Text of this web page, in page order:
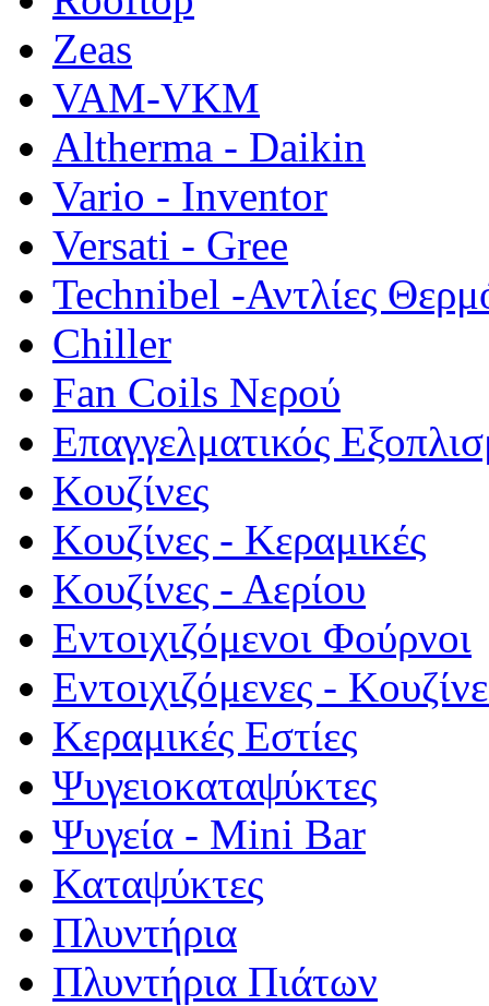
Zeas
VAM-VKM
Altherma - Daikin
Vario - Inventor
Versati - Gree
Technibel -Αντλίες
Chiller
Fan Coils Νερού
Επαγγελματικός
Κουζίνες
Κουζίνες - Κεραμικές
Κουζίνες - Αερίου
Εντοιχιζόμενοι Φούρνοι
Εντοιχιζόμενες -
Κεραμικές Εστίες
Ψυγειοκαταψύκτες
Ψυγεία - Mini Bar
Καταψύκτες
Πλυντήρια
Πλυντήρια Πιάτων